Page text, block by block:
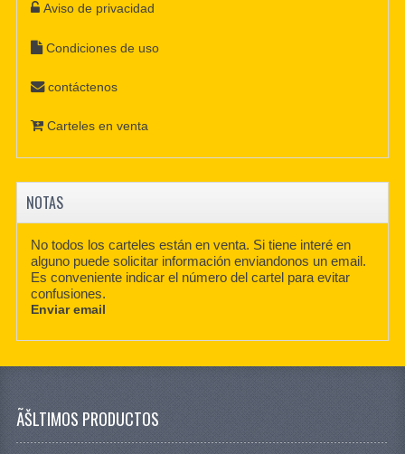
Aviso de privacidad
Condiciones de uso
contáctenos
Carteles en venta
NOTAS
No todos los carteles están en venta. Si tiene interé en
alguno puede solicitar información enviandonos un email.
Es conveniente indicar el número del cartel para evitar
confusiones.
Enviar email
ÃŠLTIMOS PRODUCTOS